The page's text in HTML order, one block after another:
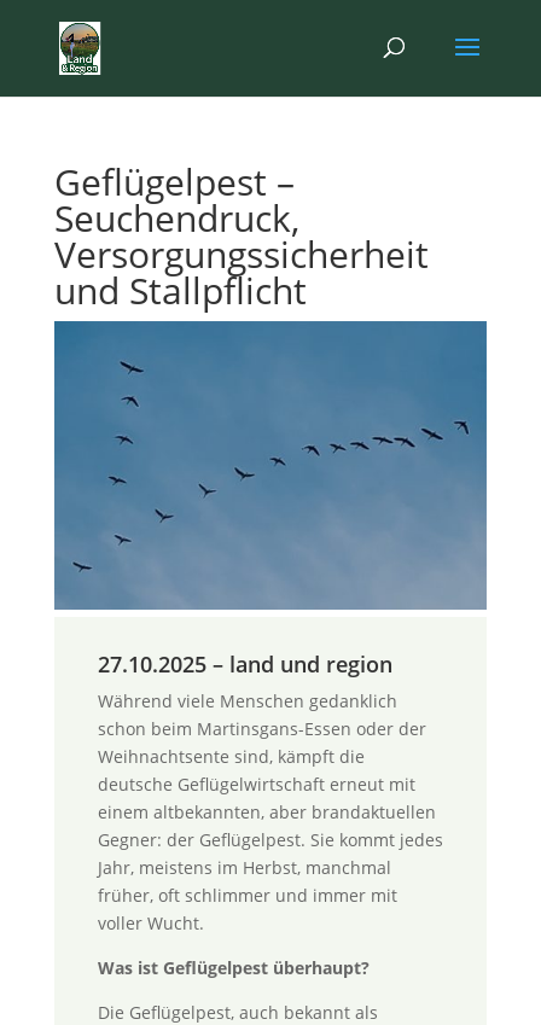
Geflügelpest –
Seuchendruck,
Versorgungssicherheit
und Stallpflicht
27.10.2025 – land und region
Während viele Menschen gedanklich
schon beim Martinsgans-Essen oder der
Weihnachtsente sind, kämpft die
deutsche Geflügelwirtschaft erneut mit
einem altbekannten, aber brandaktuellen
Gegner: der Geflügelpest. Sie kommt jedes
Jahr, meistens im Herbst, manchmal
früher, oft schlimmer und immer mit
voller Wucht.
Was ist Geflügelpest überhaupt?
Die Geflügelpest, auch bekannt als